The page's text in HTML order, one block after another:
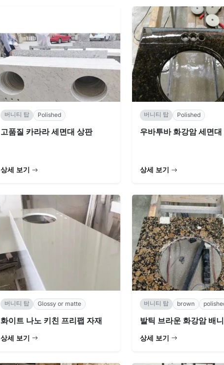
버니티 탑 Polished
고품질 카라라 세면대 상판
상세 보기
버니티 탑 Polished
우바투바 화강암 세면
상세 보기
버니티 탑 Glossy or matte
화이트 나노 키친 프리팹 자재
상세 보기
버니티 탑 brown
발틱 브라운 화강암 배
상세 보기